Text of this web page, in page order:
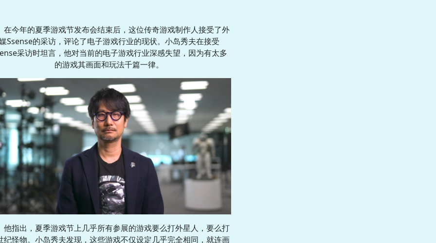
在今年的夏季游戏节发布会结束后，这位传奇游戏制作人接受了外
Ssense的采访，评论了电子游戏行业的现状。小岛秀夫在接受
采访时坦言，他对当前的电子游戏行业深感失望，因为有太多
的游戏其画面和玩法千篇一律。
他指出，夏季游戏节上几乎所有参展的游戏要么打外星人，要么打
纪怪物。小岛秀夫发现，这些游戏不仅设定几乎完全相同，就连画